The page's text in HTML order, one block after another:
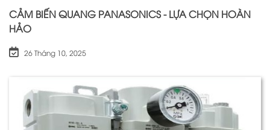
CẢM BIẾN QUANG PANASONICS - LỰA CHỌN HOÀN
HẢO
26 Tháng 10, 2025